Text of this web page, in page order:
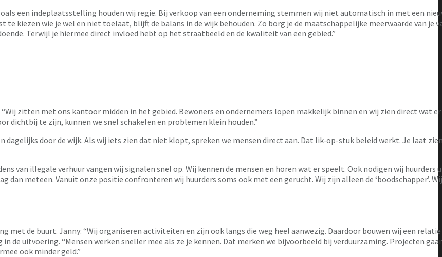
een indeplaatsstelling houden wij regie. Bij verkoop van een onderneming stemmen wij niet automatisch in met een
te kiezen wie je wel en niet toelaat, blijft de balans in de wijk behouden. Zo borg je de maatschappelijke meerwaarde van je
Terwijl je hiermee direct invloed hebt op het straatbeeld en de kwaliteit van een gebied.”
zitten met ons kantoor midden in het gebied. Bewoners en ondernemers lopen makkelijk binnen en wij zien direct wat
dichtbij te zijn, kunnen we snel schakelen en problemen klein houden.”
dagelijks door de wijk. Als wij iets zien dat niet klopt, spreken we mensen direct aan. Dat lik-op-stuk beleid werkt. Je laat
van illegale verhuur vangen wij signalen snel op. Wij kennen de mensen en horen wat er speelt. Ook nodigen wij huurders
dan meteen. Vanuit onze positie confronteren wij huurders soms ook met een gerucht. Wij zijn alleen de ‘boodschapper’.
met de buurt. Janny: “Wij organiseren activiteiten en zijn ook langs die weg heel aanwezig. Daardoor bouwen wij een
de uitvoering. “Mensen werken sneller mee als ze je kennen. Dat merken we bijvoorbeeld bij verduurzaming. Projecten
ook minder geld.”